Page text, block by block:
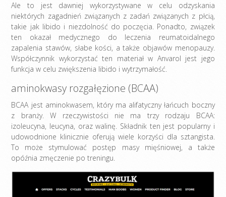
Ale to jest dawniej wykorzystywane w celu odzyskania
niektórych zagadnień związanych z zadań związanych z płcią,
takie jak libido i niezdolność do poczęcia. Ponadto, związek
ten okazał medycznego do leczenia reumatoidalnego
zapalenia stawów, słabe kości, a także objawów menopauzy.
Współczynnik wykorzystać ten materiał w Anvarol jest jego
funkcja w celu zwiększenia libido i wytrzymałość.
aminokwasy rozgałęzione (BCAA)
BCAA jest aminokwasem, który ma alifatyczny łańcuch boczny
z branży. W rzeczywistości nie ma trzy rodzaju BCAA:
izoleucyna, leucyna, oraz walinę. Składnik ten jest popularny i
udowodnione klinicznie oferują wiele korzyści dla sztangista.
To może stymulować postęp masy mięśniowej, a także
opóźnia zmęczenie po treningu.